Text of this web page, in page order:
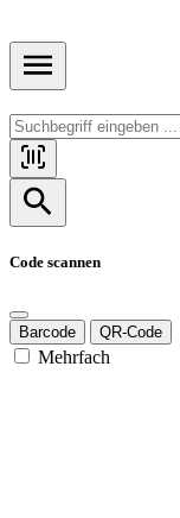
Code scannen
Barcode QR-Code
Mehrfach